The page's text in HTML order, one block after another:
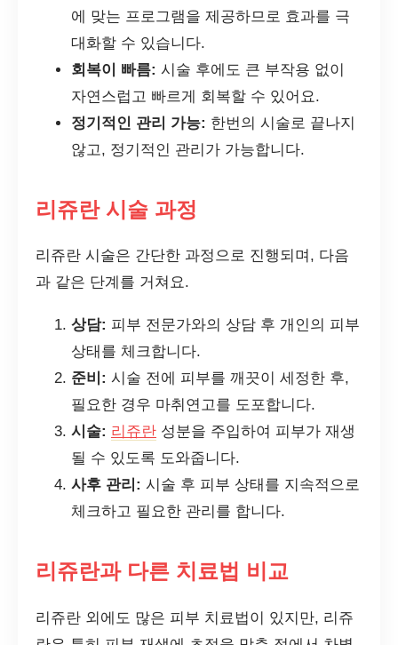
에 맞는 프로그램을 제공하므로 효과를 극
대화할 수 있습니다.
회복이 빠름: 시술 후에도 큰 부작용 없이
자연스럽고 빠르게 회복할 수 있어요.
정기적인 관리 가능: 한번의 시술로 끝나지
않고, 정기적인 관리가 가능합니다.
리쥬란 시술 과정
리쥬란 시술은 간단한 과정으로 진행되며, 다음
과 같은 단계를 거쳐요.
상담: 피부 전문가와의 상담 후 개인의 피부
상태를 체크합니다.
준비: 시술 전에 피부를 깨끗이 세정한 후,
필요한 경우 마취연고를 도포합니다.
시술: 리쥬란 성분을 주입하여 피부가 재생
될 수 있도록 도와줍니다.
사후 관리: 시술 후 피부 상태를 지속적으로
체크하고 필요한 관리를 합니다.
리쥬란과 다른 치료법 비교
리쥬란 외에도 많은 피부 치료법이 있지만, 리쥬